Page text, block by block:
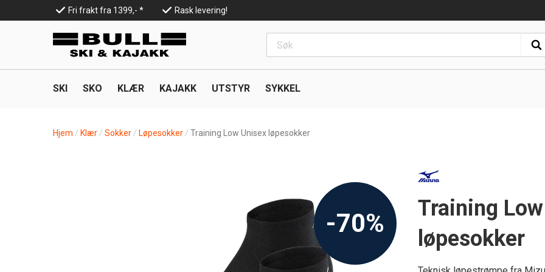
til
hovedinnhold
Top
Line
Fri frakt fra 1399,- * Rask levering!
SKI SKO KLÆR KAJAKK UTSTYR SYKKEL
Hjem Klær Sokker Løpesokker Training Low Unisex løpesokker
-70%
Training
løpesokker